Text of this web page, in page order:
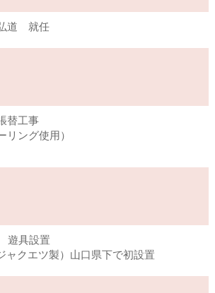
道 就任
替工事
リング使用）
遊具設置
ャクエツ製）山口県下で初設置